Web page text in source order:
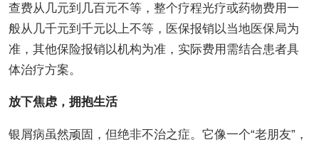
查费从几元到几百元不等，整个疗程光疗或药物费用一
般从几千元到千元以上不等，医保报销以当地医保局为
准，其他保险报销以机构为准，实际费用需结合患者具
体治疗方案。
放下焦虑，拥抱生活
银屑病虽然顽固，但绝非不治之症。它像一个“老朋友”，